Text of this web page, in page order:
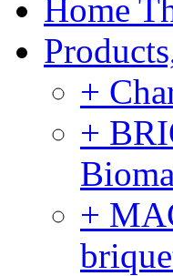
Home
+
+
+